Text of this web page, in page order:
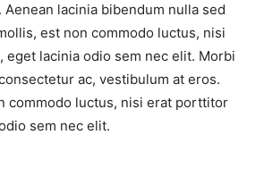
lacinia bibendum nulla sed
est non commodo luctus, nisi
lacinia odio sem nec elit. Morbi
ac, vestibulum at eros.
commodo luctus, nisi erat porttitor
sem nec elit.